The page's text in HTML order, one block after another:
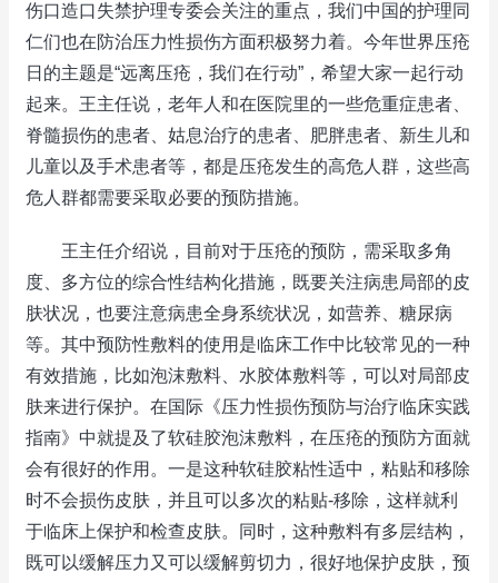
伤口造口失禁护理专委会关注的重点，我们中国的护理同
仁们也在防治压力性损伤方面积极努力着。今年世界压疮
日的主题是“远离压疮，我们在行动”，希望大家一起行动
起来。王主任说，老年人和在医院里的一些危重症患者、
脊髓损伤的患者、姑息治疗的患者、肥胖患者、新生儿和
儿童以及手术患者等，都是压疮发生的高危人群，这些高
危人群都需要采取必要的预防措施。
王主任介绍说，目前对于压疮的预防，需采取多角
度、多方位的综合性结构化措施，既要关注病患局部的皮
肤状况，也要注意病患全身系统状况，如营养、糖尿病
等。其中预防性敷料的使用是临床工作中比较常见的一种
有效措施，比如泡沫敷料、水胶体敷料等，可以对局部皮
肤来进行保护。在国际《压力性损伤预防与治疗临床实践
指南》中就提及了软硅胶泡沫敷料，在压疮的预防方面就
会有很好的作用。一是这种软硅胶粘性适中，粘贴和移除
时不会损伤皮肤，并且可以多次的粘贴-移除，这样就利
于临床上保护和检查皮肤。同时，这种敷料有多层结构，
既可以缓解压力又可以缓解剪切力，很好地保护皮肤，预